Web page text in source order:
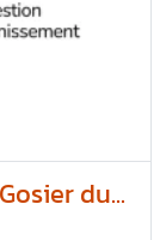
du...